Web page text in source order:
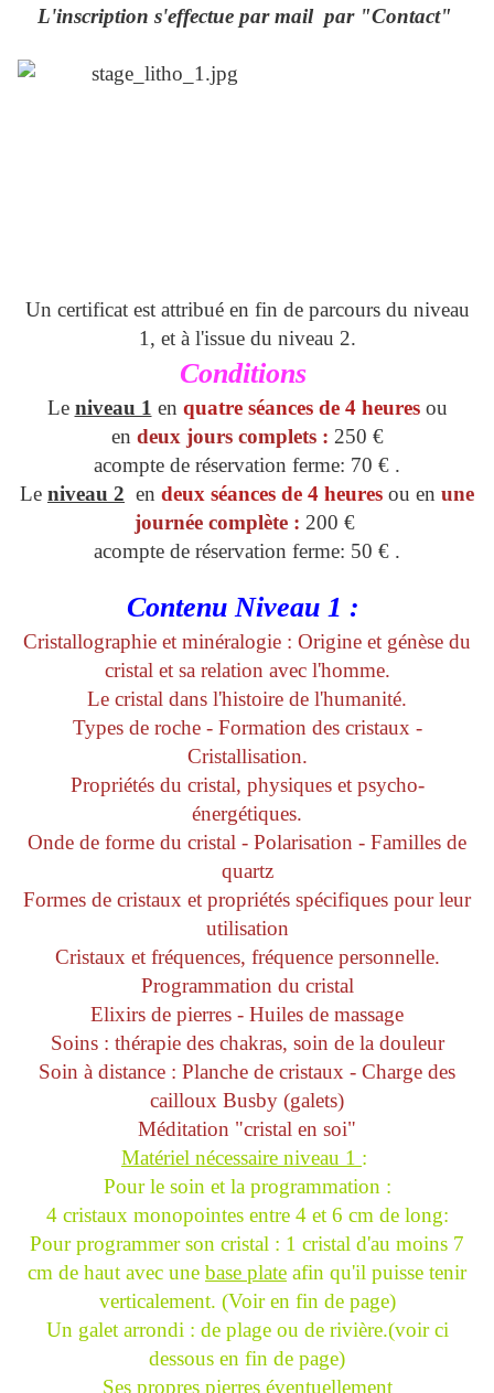
L'inscription s'effectue par mail par "Contact"
Un certificat est attribué en fin de parcours du niveau
1, et à l'issue du niveau 2.
Conditions
Le niveau 1 en quatre séances de 4 heures ou
en deux jours complets : 250 €
acompte de réservation ferme: 70 € .
Le niveau 2 en deux séances de 4 heures ou en une
journée complète : 200 €
acompte de réservation ferme: 50 € .
Contenu Niveau 1 :
Cristallographie et minéralogie : Origine et génèse du
cristal et sa relation avec l'homme.
Le cristal dans l'histoire de l'humanité.
Types de roche - Formation des cristaux -
Cristallisation.
Propriétés du cristal, physiques et psycho-
énergétiques.
Onde de forme du cristal - Polarisation - Familles de
quartz
Formes de cristaux et propriétés spécifiques pour leur
utilisation
Cristaux et fréquences, fréquence personnelle.
Programmation du cristal
Elixirs de pierres - Huiles de massage
Soins : thérapie des chakras, soin de la douleur
Soin à distance : Planche de cristaux - Charge des
cailloux Busby (galets)
Méditation "cristal en soi"
Matériel nécessaire niveau 1 :
Pour le soin et la programmation :
4 cristaux monopointes entre 4 et 6 cm de long:
Pour programmer son cristal : 1 cristal d'au moins 7
cm de haut avec une base plate afin qu'il puisse tenir
verticalement. (Voir en fin de page)
Un galet arrondi : de plage ou de rivière.(voir ci
dessous en fin de page)
Ses propres pierres éventuellement